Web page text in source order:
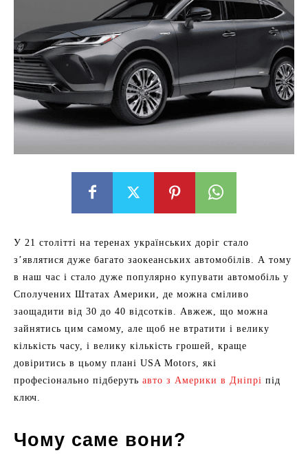
У 21 столітті на теренах українських доріг стало
з’являтися дуже багато заокеанських автомобілів. А тому
в наш час і стало дуже популярно купувати автомобіль у
Сполучених Штатах Америки, де можна сміливо
заощадити від 30 до 40 відсотків. Авжеж, що можна
зайнятись цим самому, але щоб не втратити і велику
кількість часу, і велику кількість грошей, краще
довіритись в цьому плані USA Motors, які
професіонально підберуть авто з Америки в Дніпрі під
ключ.
Чому саме вони?